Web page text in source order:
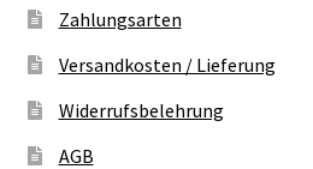
Zahlungsarten
Versandkosten / Lieferung
Widerrufsbelehrung
AGB